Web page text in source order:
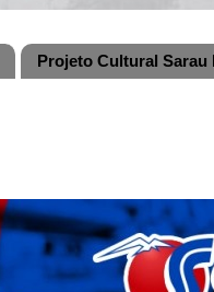
Projeto Cultural